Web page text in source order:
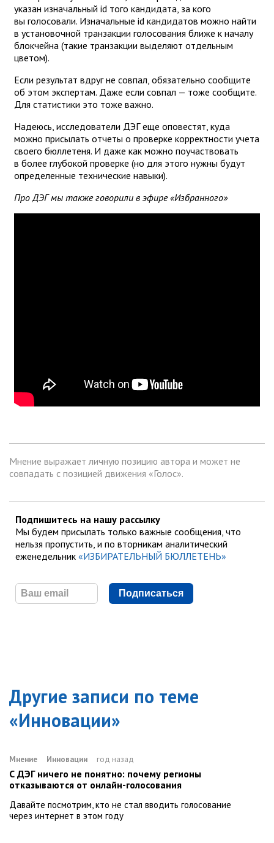
указан изначальный id того кандидата, за кого
вы голосовали. Изначальные id кандидатов можно найти
в установочной транзакции голосования ближе к началу
блокчейна (такие транзакции выделяют отдельным
цветом).
Если результат вдруг не совпал, обязательно сообщите
об этом экспертам. Даже если совпал — тоже сообщите.
Для статистики это тоже важно.
Надеюсь, исследователи ДЭГ еще оповестят, куда
можно присылать отчеты о проверке корректности учета
своего бюллетеня. И даже как можно поучаствовать
в более глубокой проверке (но для этого нужны будут
определенные технические навыки).
Про ДЭГ мы также говорили в эфире «Избранного»
Мнение выражает личную позицию автора и может не
совпадать с позицией движения «Голос».
Подпишитесь на нашу рассылку
Мы будем присылать только важные сообщения, что
нельзя пропустить, и по вторникам аналитический
еженедельник «ИЗБИРАТЕЛЬНЫЙ БЮЛЛЕТЕНЬ»
Подписаться
Другие записи по теме
«Инновации»
Мнение Инновации год назад
С ДЭГ ничего не понятно: почему регионы
отказываются от онлайн-голосования
Давайте посмотрим, кто не стал вводить голосование
через интернет в этом году